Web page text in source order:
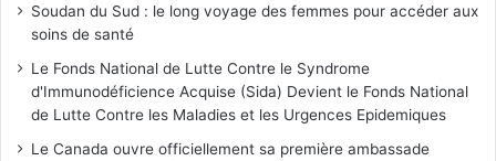
Soudan du Sud : le long voyage des femmes pour accéder aux
soins de santé
Le Fonds National de Lutte Contre le Syndrome
d'Immunodéficience Acquise (Sida) Devient le Fonds National
de Lutte Contre les Maladies et les Urgences Epidemiques
Le Canada ouvre officiellement sa première ambassade